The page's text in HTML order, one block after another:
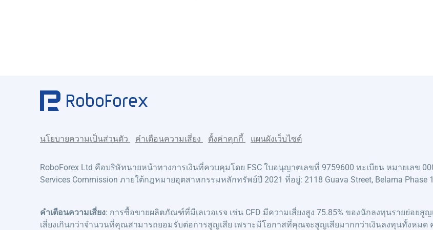
นโยบายความเป็นส่วนตัว คำเตือนความเสี่ยง ตั้งค่าคุกกี้ แผนผังเว็บไซต์
RoboForex Ltd คือบริษัทนายหน้าทางการเงินที่ควบคุมโดย FSC ใบอนุญาตเลขที่ 9759600 ทะเบียน หมายเลข
Services Commission ภายใต้กฎหมายอุตสาหกรรมหลักทรัพย์ปี 2021 ที่อยู่: 2118 Guava Street, Belama Phase
คำเตือนความเสี่ยง: การซื้อขายผลิตภัณฑ์ที่มีเลเวอเรจ เช่น CFD มีความเสี่ยงสูง 75.85% ของนักลงทุนรายย่อย
เสี่ยงเกินกว่าจำนวนที่คุณสามารถยอมรับต่อการสูญเสีย เพราะมีโอกาสที่คุณจะสูญเสียมากกว่าเงินลงทุนทั้งหม